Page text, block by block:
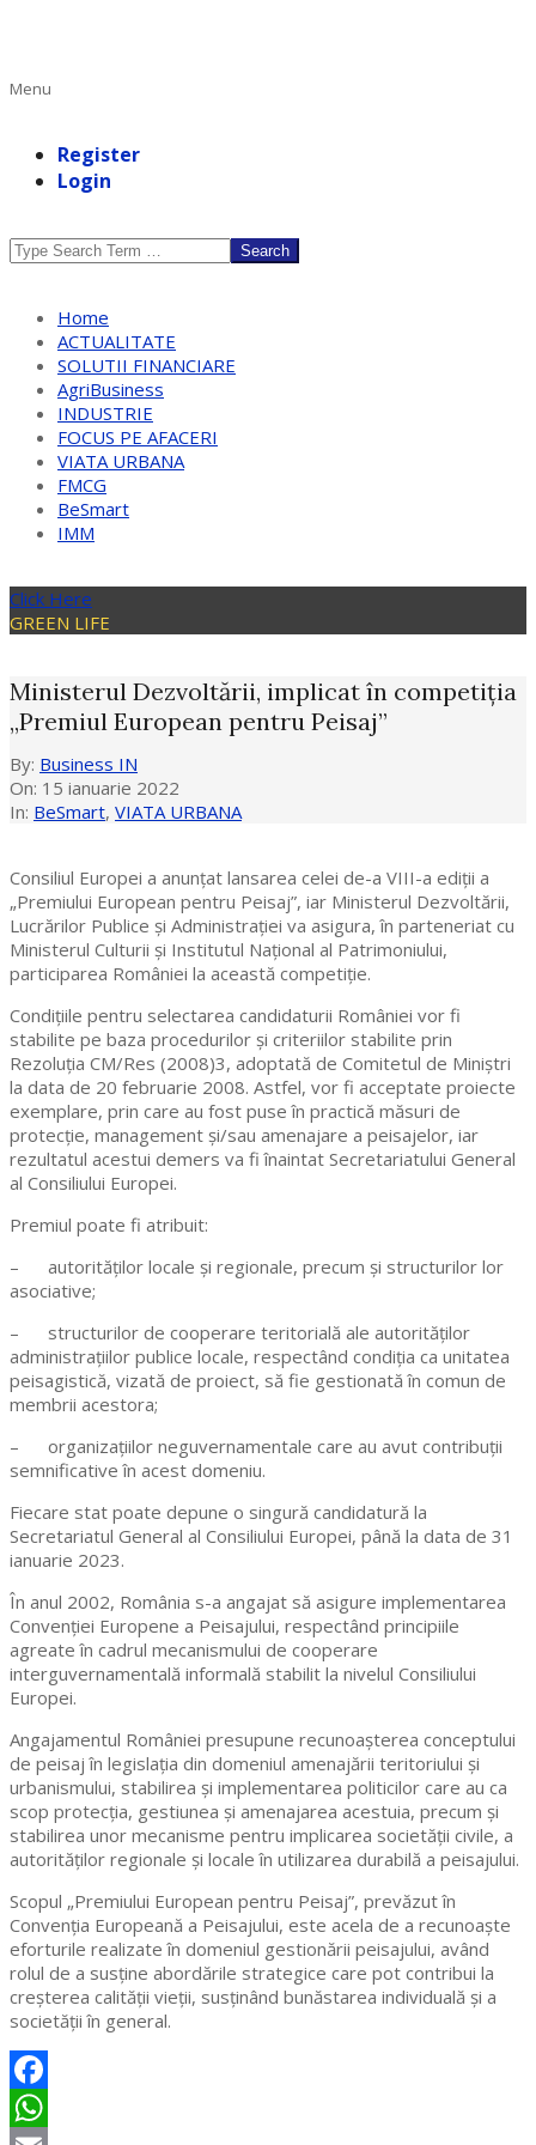
Primary
Menu
Register
Login
Search
Home
ACTUALITATE
SOLUTII FINANCIARE
AgriBusiness
INDUSTRIE
FOCUS PE AFACERI
VIATA URBANA
FMCG
BeSmart
IMM
Click Here
GREEN LIFE
Ministerul Dezvoltării, implicat în competiția
„Premiul European pentru Peisaj”
By: Business IN
On: 15 ianuarie 2022
In: BeSmart, VIATA URBANA
Consiliul Europei a anunțat lansarea celei de-a VIII-a ediții a
„Premiului European pentru Peisaj”, iar Ministerul Dezvoltării,
Lucrărilor Publice și Administrației va asigura, în parteneriat cu
Ministerul Culturii și Institutul Național al Patrimoniului,
participarea României la această competiție.
Condițiile pentru selectarea candidaturii României vor fi
stabilite pe baza procedurilor și criteriilor stabilite prin
Rezoluția CM/Res (2008)3, adoptată de Comitetul de Miniștri
la data de 20 februarie 2008. Astfel, vor fi acceptate proiecte
exemplare, prin care au fost puse în practică măsuri de
protecție, management și/sau amenajare a peisajelor, iar
rezultatul acestui demers va fi înaintat Secretariatului General
al Consiliului Europei.
Premiul poate fi atribuit:
– autorităților locale și regionale, precum și structurilor lor
asociative;
– structurilor de cooperare teritorială ale autorităților
administrațiilor publice locale, respectând condiția ca unitatea
peisagistică, vizată de proiect, să fie gestionată în comun de
membrii acestora;
– organizațiilor neguvernamentale care au avut contribuții
semnificative în acest domeniu.
Fiecare stat poate depune o singură candidatură la
Secretariatul General al Consiliului Europei, până la data de 31
ianuarie 2023.
În anul 2002, România s-a angajat să asigure implementarea
Convenției Europene a Peisajului, respectând principiile
agreate în cadrul mecanismului de cooperare
interguvernamentală informală stabilit la nivelul Consiliului
Europei.
Angajamentul României presupune recunoașterea conceptului
de peisaj în legislația din domeniul amenajării teritoriului și
urbanismului, stabilirea și implementarea politicilor care au ca
scop protecția, gestiunea și amenajarea acestuia, precum și
stabilirea unor mecanisme pentru implicarea societății civile, a
autorităților regionale și locale în utilizarea durabilă a peisajului.
Scopul „Premiului European pentru Peisaj”, prevăzut în
Convenția Europeană a Peisajului, este acela de a recunoaște
eforturile realizate în domeniul gestionării peisajului, având
rolul de a susține abordările strategice care pot contribui la
creșterea calității vieții, susținând bunăstarea individuală și a
societății în general.
Facebook